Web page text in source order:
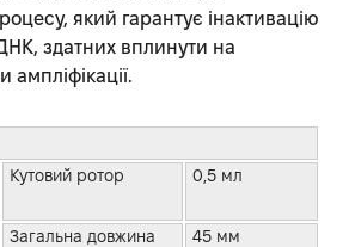
який гарантує інактивацію
здатних вплинути на
Кутовий ротор 0,5 мл
Загальна довжина
45 мм